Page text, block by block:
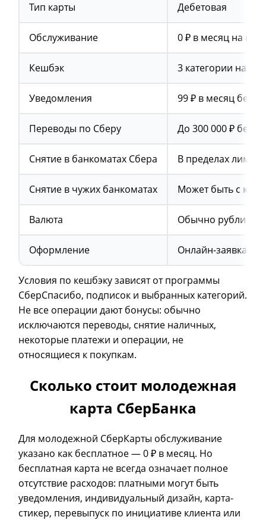
Тип карты Дебетовая
Обслуживание 0 ₽ в месяц на
Кешбэк 3 категории на
Уведомления 99 ₽ в месяц без
Переводы по Сберу До 300 000 ₽ без
Снятие в банкоматах Сбера В пределах
Снятие в чужих банкоматах Может быть с
Валюта Обычно рубли
Оформление Онлайн-заявка,
Условия по кешбэку зависят от программы
СберСпасибо, подписок и выбранных категорий.
Не все операции дают бонусы: обычно
исключаются переводы, снятие наличных,
некоторые платежи и операции, не
относящиеся к покупкам.
Сколько стоит молодежная
карта СберБанка
Для молодежной СберКарты обслуживание
указано как бесплатное — 0 ₽ в месяц. Но
бесплатная карта не всегда означает полное
отсутствие расходов: платными могут быть
уведомления, индивидуальный дизайн, карта-
стикер, перевыпуск по инициативе клиента или